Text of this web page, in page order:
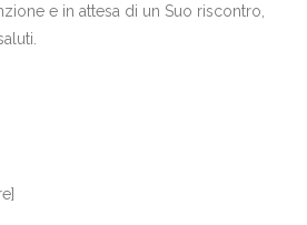
e in attesa di un Suo riscontro,